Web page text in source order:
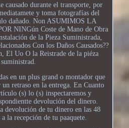
causado durante el transporte, por
y toma fotografías del
dañado. Non ASUMIMOS LA
NINGún Coste de Mano de Obra
de la Pieza Suministrada,
Con los Daños Causados??
El Uo O la Reistrade de la piéza
suministrad.
en un plus grand o montador que
retraso en la entrega. En Cuanto
(s) lo (s) inspectaremos y
devolución del dinero.
devolución de tu dinero en las 48
la recepción de tu paaquete.